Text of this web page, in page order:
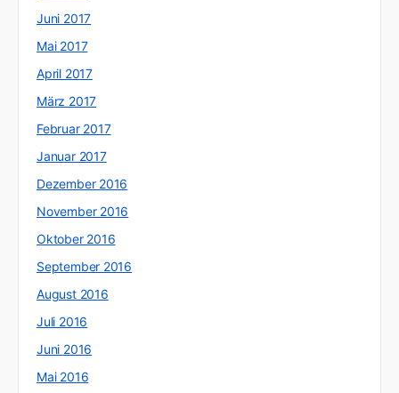
Juni 2017
Mai 2017
April 2017
März 2017
Februar 2017
Januar 2017
Dezember 2016
November 2016
Oktober 2016
September 2016
August 2016
Juli 2016
Juni 2016
Mai 2016